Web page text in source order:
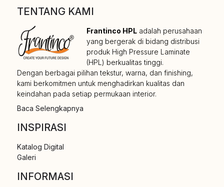
TENTANG KAMI
Frantinco HPL adalah perusahaan
yang bergerak di bidang distribusi
produk High Pressure Laminate
(HPL) berkualitas tinggi.
Dengan berbagai pilihan tekstur, warna, dan finishing,
kami berkomitmen untuk menghadirkan kualitas dan
keindahan pada setiap permukaan interior.
Baca Selengkapnya
INSPIRASI
Katalog Digital
Galeri
INFORMASI